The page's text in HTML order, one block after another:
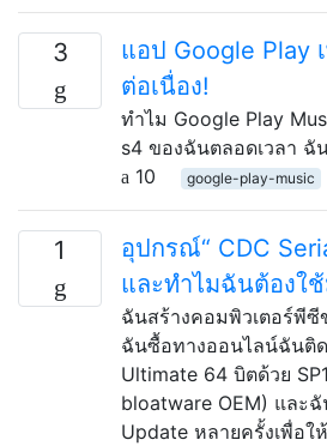
3
แอป Google Play
ต่อเนื่อง!
ทำไม Google Play
s4 ของฉันตลอดเวลา ฉั
10
google-play-music
1
อุปกรณ์“ CDC
และทำไมฉันต้องใ
ฉันสร้างคอมพิวเตอร์พี
ฉันซื้อทางออนไลน์ฉันติ
Ultimate 64 บิตด้วย
bloatware OEM) และ
Update หลายครั้งเพื่อใ